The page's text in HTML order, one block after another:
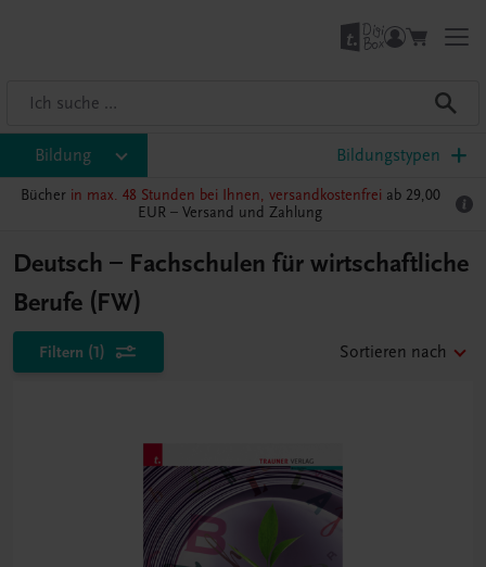
Bildung Bildungstypen
Bücher in max. 48 Stunden bei Ihnen, versandkostenfrei ab 29,00
EUR – Versand und Zahlung
Deutsch – Fachschulen für wirtschaftliche
Berufe (FW)
Filtern (1) Sortieren nach